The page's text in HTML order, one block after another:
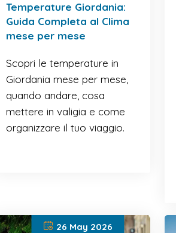
Temperature Giordania:
Guida Completa al Clima
mese per mese
Scopri le temperature in
Giordania mese per mese,
quando andare, cosa
mettere in valigia e come
organizzare il tuo viaggio.
26 May 2026